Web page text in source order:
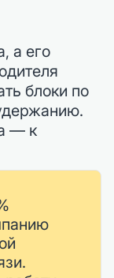
а его
блоки по
— к